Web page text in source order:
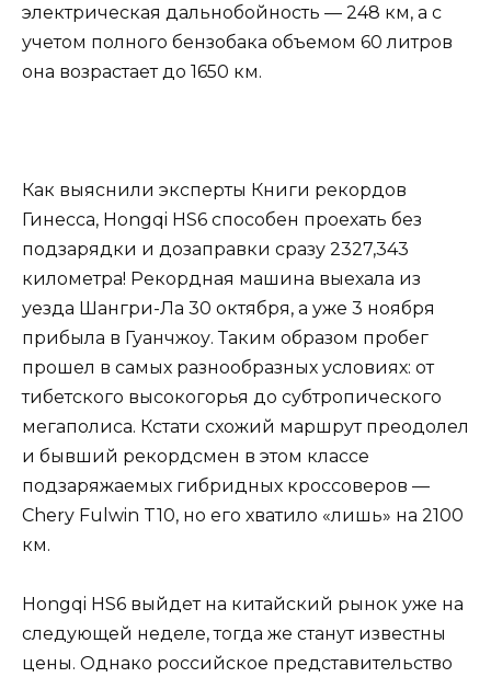
электрическая дальнобойность — 248 км, а с
учетом полного бензобака объемом 60 литров
она возрастает до 1650 км.
Как выяснили эксперты Книги рекордов
Гинесса, Hongqi HS6 способен проехать без
подзарядки и дозаправки сразу 2327,343
километра! Рекордная машина выехала из
уезда Шангри-Ла 30 октября, а уже 3 ноября
прибыла в Гуанчжоу. Таким образом пробег
прошел в самых разнообразных условиях: от
тибетского высокогорья до субтропического
мегаполиса. Кстати схожий маршрут преодолел
и бывший рекордсмен в этом классе
подзаряжаемых гибридных кроссоверов —
Chery Fulwin T10, но его хватило «лишь» на 2100
км.
Hongqi HS6 выйдет на китайский рынок уже на
следующей неделе, тогда же станут известны
цены. Однако российское представительство